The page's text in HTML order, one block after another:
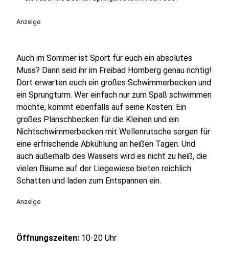
Anzeige
Auch im Sommer ist Sport für euch ein absolutes
Muss? Dann seid ihr im Freibad Homberg genau richtig!
Dort erwarten euch ein großes Schwimmerbecken und
ein Sprungturm. Wer einfach nur zum Spaß schwimmen
möchte, kommt ebenfalls auf seine Kosten: Ein
großes Planschbecken für die Kleinen und ein
Nichtschwimmerbecken mit Wellenrutsche sorgen für
eine erfrischende Abkühlung an heißen Tagen. Und
auch außerhalb des Wassers wird es nicht zu heiß, die
vielen Bäume auf der Liegewiese bieten reichlich
Schatten und laden zum Entspannen ein.
Anzeige
Öffnungszeiten: 10-20 Uhr